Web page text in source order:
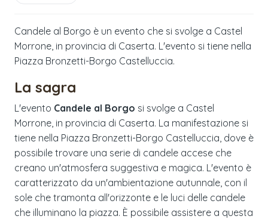
Candele al Borgo è un evento che si svolge a Castel
Morrone, in provincia di Caserta. L'evento si tiene nella
Piazza Bronzetti-Borgo Castelluccia.
La sagra
L'evento Candele al Borgo si svolge a Castel
Morrone, in provincia di Caserta. La manifestazione si
tiene nella Piazza Bronzetti-Borgo Castelluccia, dove è
possibile trovare una serie di candele accese che
creano un'atmosfera suggestiva e magica. L'evento è
caratterizzato da un'ambientazione autunnale, con il
sole che tramonta all'orizzonte e le luci delle candele
che illuminano la piazza. È possibile assistere a questa